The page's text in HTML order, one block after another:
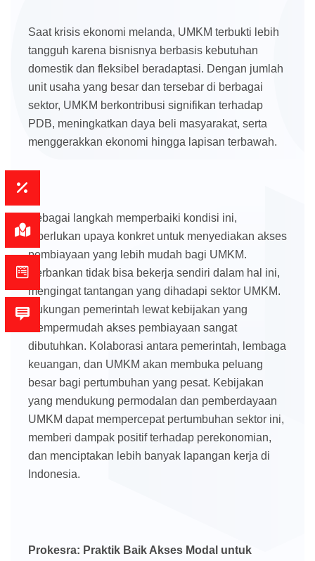
Saat krisis ekonomi melanda, UMKM terbukti lebih
tangguh karena bisnisnya berbasis kebutuhan
domestik dan fleksibel beradaptasi. Dengan jumlah
unit usaha yang besar dan tersebar di berbagai
sektor, UMKM berkontribusi signifikan terhadap
PDB, meningkatkan daya beli masyarakat, serta
menggerakkan ekonomi hingga lapisan terbawah.
Sebagai langkah memperbaiki kondisi ini,
diperlukan upaya konkret untuk menyediakan akses
pembiayaan yang lebih mudah bagi UMKM.
Perbankan tidak bisa bekerja sendiri dalam hal ini,
mengingat tantangan yang dihadapi sektor UMKM.
Dukungan pemerintah lewat kebijakan yang
mempermudah akses pembiayaan sangat
dibutuhkan. Kolaborasi antara pemerintah, lembaga
keuangan, dan UMKM akan membuka peluang
besar bagi pertumbuhan yang pesat. Kebijakan
yang mendukung permodalan dan pemberdayaan
UMKM dapat mempercepat pertumbuhan sektor ini,
memberi dampak positif terhadap perekonomian,
dan menciptakan lebih banyak lapangan kerja di
Indonesia.
Prokesra: Praktik Baik Akses Modal untuk